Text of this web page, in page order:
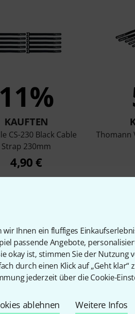
Ihnen ein fluffiges
passende Angebote,
okay ist, stimmen Sie der Nutzung
durch einen Klick auf „Geht klar“
jederzeit über die Cookie-
ablehnen Weitere Infos
11%
KAUFTEN
CS-230 Black Cable
Strap 230mm
4,90 €
Thomann
Artikel